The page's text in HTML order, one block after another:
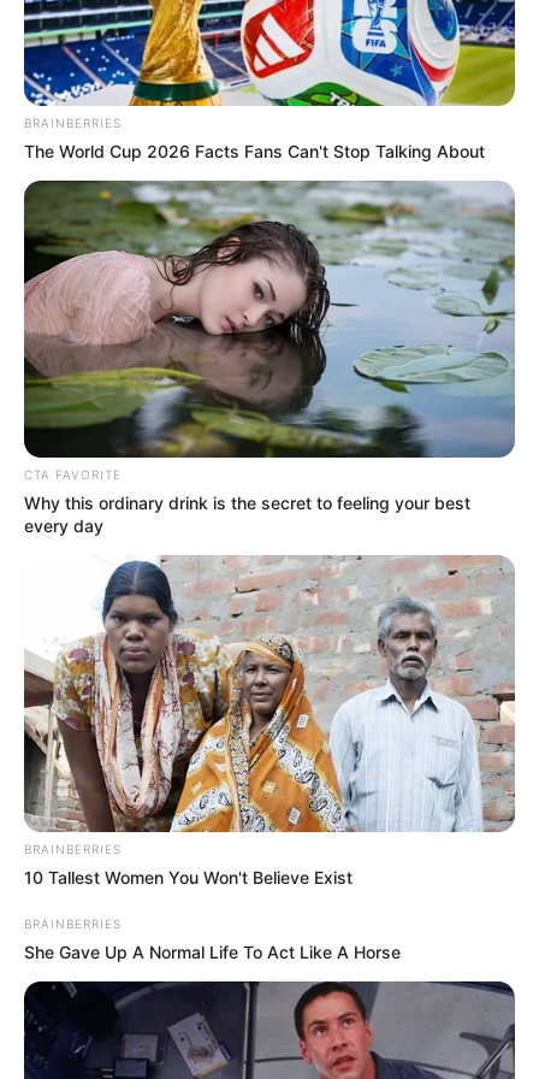
понад 12 кг бурштину
ЛЮТ 24, 2023
Житель Чернівецької області спробував
BRAINBERRIES
The World Cup 2026 Facts Fans Can't Stop Talking About
CTA FAVORITE
Why this ordinary drink is the secret to feeling your best
every day
BRAINBERRIES
10 Tallest Women You Won't Believe Exist
BRAINBERRIES
She Gave Up A Normal Life To Act Like A Horse